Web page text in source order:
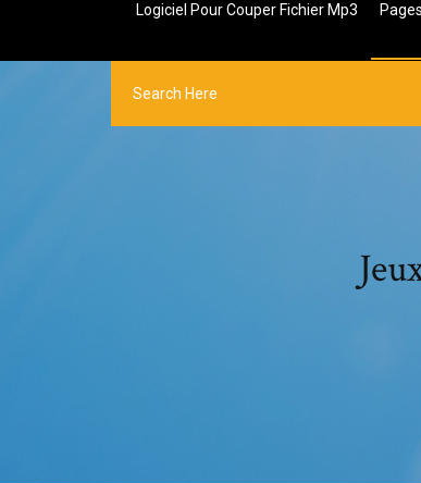
Logiciel Pour Couper Fichier Mp3 Pages